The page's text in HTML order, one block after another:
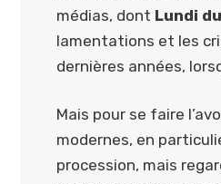
médias, dont Lundi
lamentations et les
dernières années,
Mais pour se faire
modernes, en
procession, mais